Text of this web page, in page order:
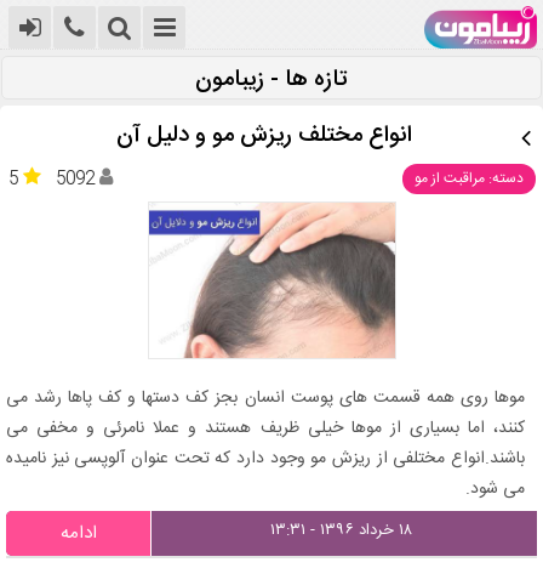
تازه ها - زیبامون
انواع مختلف ریزش مو و دلیل آن
دسته: مراقبت از مو 5 5092
موها روی همه قسمت های پوست انسان بجز کف دستها و کف پاها رشد می
کنند، اما بسیاری از موها خیلی ظریف هستند و عملا نامرئی و مخفی می
باشند.انواع مختلفی از ریزش مو وجود دارد که تحت عنوان آلوپسی نیز نامیده
می شود.
۱۸ خرداد ۱۳۹۶ - ۱۳:۳۱ ادامه